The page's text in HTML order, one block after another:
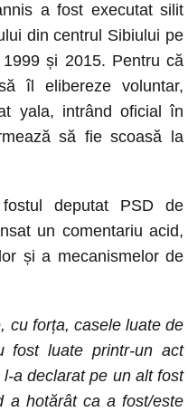
a fost executat silit
din centrul Sibiului pe
și 2015. Pentru că
îl elibereze voluntar,
yala, intrând oficial în
să fie scoasă la
deputat PSD de
un comentariu acid,
și a mecanismelor de
cu forța, casele luate de
fost luate printr-un act
a declarat pe un alt fost
a hotărât ca a fost/este